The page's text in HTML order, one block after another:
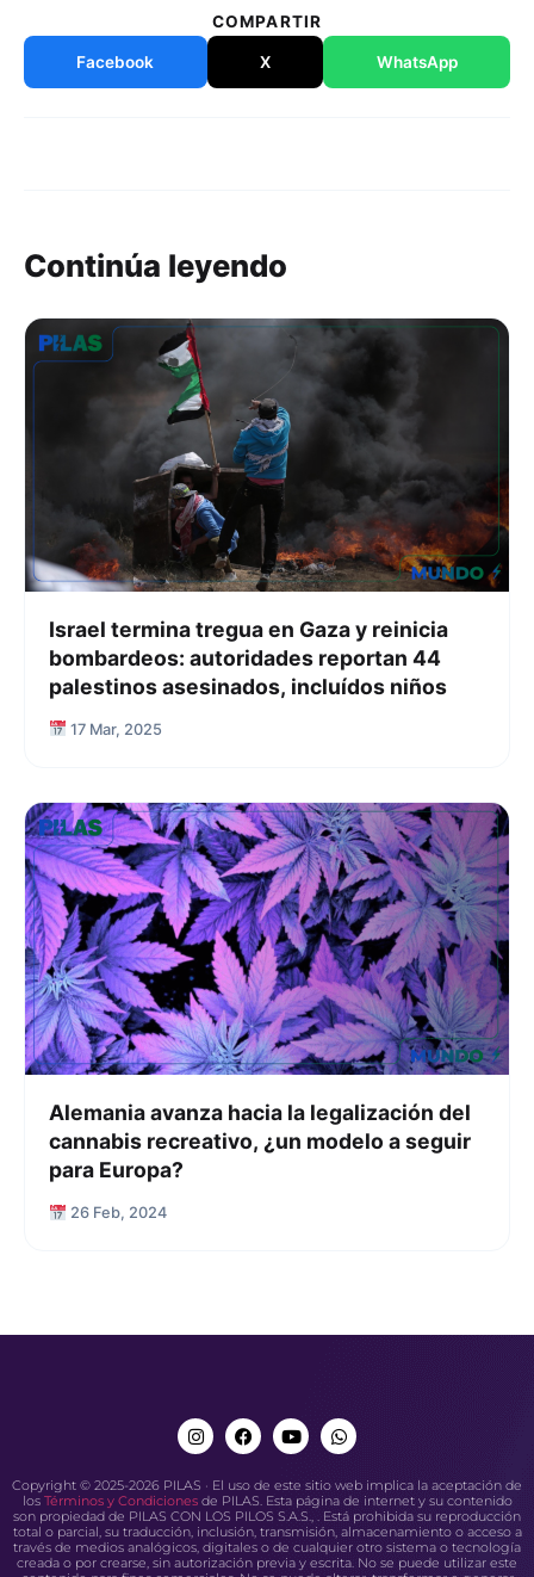
COMPARTIR
Facebook X WhatsApp
Continúa leyendo
Israel termina tregua en Gaza y reinicia
bombardeos: autoridades reportan 44
palestinos asesinados, incluídos niños
17 Mar, 2025
Alemania avanza hacia la legalización del
cannabis recreativo, ¿un modelo a seguir
para Europa?
26 Feb, 2024
Copyright © 2025-2026 PILAS · El uso de este sitio web implica la aceptación de
los Términos y Condicionesde PILAS. Esta página de internet y su contenido
son propiedad de PILAS CON LOS PILOS S.A.S., . Está prohibida su reproducción
total o parcial, su traducción, inclusión, transmisión, almacenamiento o acceso a
través de medios analógicos, digitales o de cualquier otro sistema o tecnología
creada o por crearse, sin autorización previa y escrita. No se puede utilizar este